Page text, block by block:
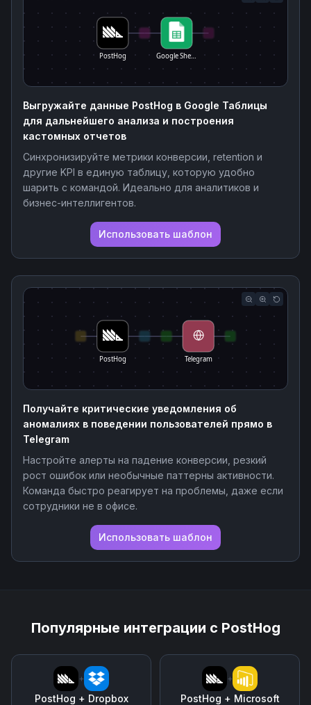
PostHog Google She…
Выгружайте данные PostHog в Google Таблицы
для дальнейшего анализа и построения
кастомных отчетов
Синхронизируйте метрики конверсии, retention и
другие KPI в единую таблицу, которую удобно
шарить с командой. Идеально для аналитиков и
бизнес-интеллигентов.
Использовать шаблон
PostHog Telegram
Получайте критические уведомления об
аномалиях в поведении пользователей прямо в
Telegram
Настройте алерты на падение конверсии, резкий
рост ошибок или необычные паттерны активности.
Команда быстро реагирует на проблемы, даже если
сотрудники не в офисе.
Использовать шаблон
Популярные интеграции с PostHog
+
PostHog + Dropbox
+
PostHog + Microsoft